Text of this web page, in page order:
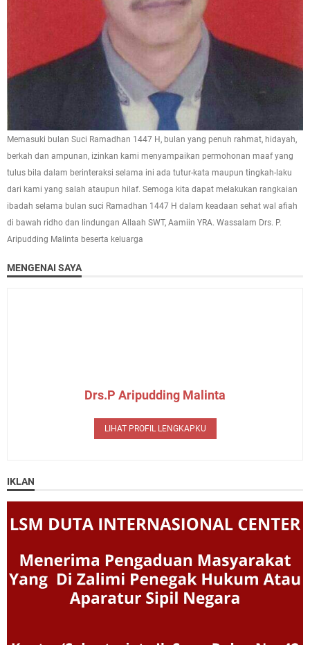
Memasuki bulan Suci Ramadhan 1447 H, bulan yang penuh rahmat, hidayah,
berkah dan ampunan, izinkan kami menyampaikan permohonan maaf yang
tulus bila dalam berinteraksi selama ini ada tutur-kata maupun tingkah-laku
dari kami yang salah ataupun hilaf. Semoga kita dapat melakukan rangkaian
ibadah selama bulan suci Ramadhan 1447 H dalam keadaan sehat wal afiah
di bawah ridho dan lindungan Allaah SWT, Aamiin YRA. Wassalam Drs. P.
Aripudding Malinta beserta keluarga
MENGENAI SAYA
Drs.P Aripudding Malinta
LIHAT PROFIL LENGKAPKU
IKLAN